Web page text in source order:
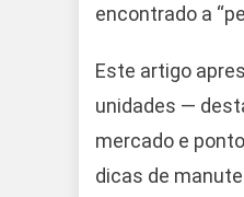
encontrado a
Este artigo
unidades —
mercado e
dicas de